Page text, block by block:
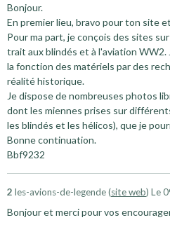
Bonjour.
En premier lieu, bravo pour ton site
Pour ma part, je conçois des sites
trait aux blindés et à l'aviation
la fonction des matériels par des
réalité historique.
Je dispose de nombreuses photos
dont les miennes prises sur
les blindés et les hélicos), que je
Bonne continuation.
Bbf9232
2 les-avions-de-legende (site web) Le
Bonjour et merci pour vos